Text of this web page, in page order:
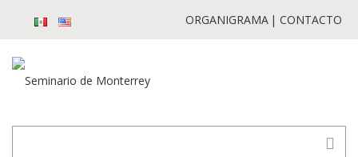
ORGANIGRAMA CONTACTO